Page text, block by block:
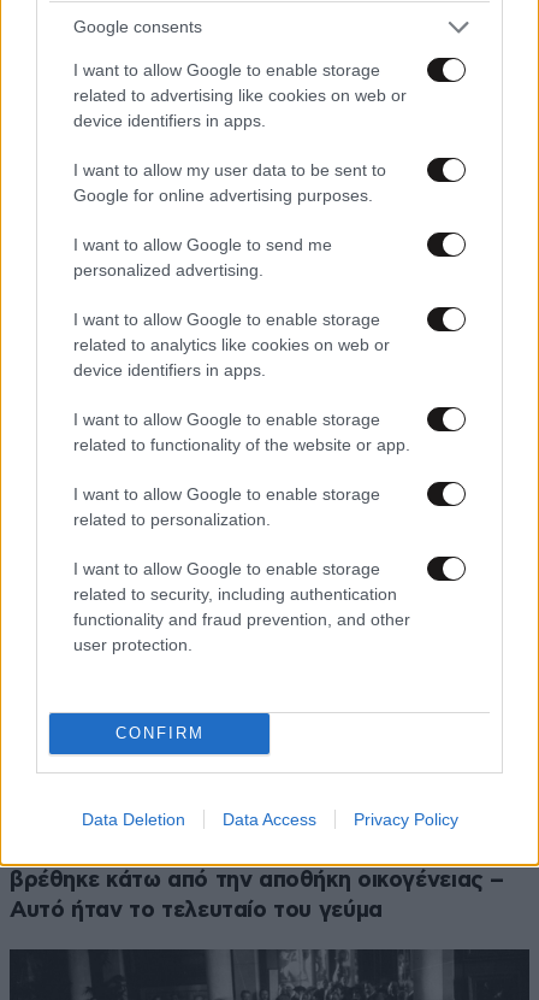
Google consents
I want to allow Google to enable storage
related to advertising like cookies on web or
device identifiers in apps.
I want to allow my user data to be sent to
Google for online advertising purposes.
I want to allow Google to send me
personalized advertising.
I want to allow Google to enable storage
related to analytics like cookies on web or
device identifiers in apps.
I want to allow Google to enable storage
related to functionality of the website or app.
I want to allow Google to enable storage
related to personalization.
I want to allow Google to enable storage
related to security, including authentication
functionality and fraud prevention, and other
user protection.
CONFIRM
Data Deletion Data Access Privacy Policy
ΕΛΛΑΔΑ2 ω. πριν
33χρονος ανέβηκε σε βράχο 20 μέτρων μέσα
στη θάλασσα στη Μήλο και δεν μπορούσε να
κατέβει – Στήθηκε επιχείρηση διάσωσης
10·08·2026 07:17
βρέθηκε κάτω από την αποθήκη οικογένειας –
Αυτό ήταν το τελευταίο του γεύμα